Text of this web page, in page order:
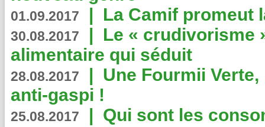
01.09.2017 | La Camif promeut
30.08.2017 | Le « crudivorisme
alimentaire qui séduit
28.08.2017 | Une Fourmii
anti-gaspi !
25.08.2017 | Qui sont les